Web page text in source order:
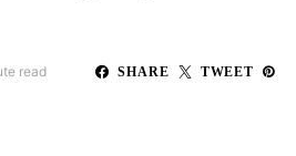
read SHARE TWEET